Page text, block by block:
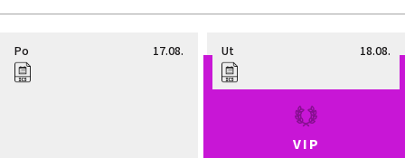
Po 17.08. Ut 18.08.
VIP